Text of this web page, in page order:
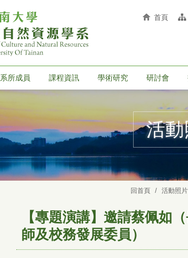
首頁
系所成員 課程資訊 學術研究 研討會
活
回首頁 活動照片
【專題演講】邀請蔡佩如
師及校務發展委員）